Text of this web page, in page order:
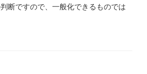
断ですので、一般化できるものでは